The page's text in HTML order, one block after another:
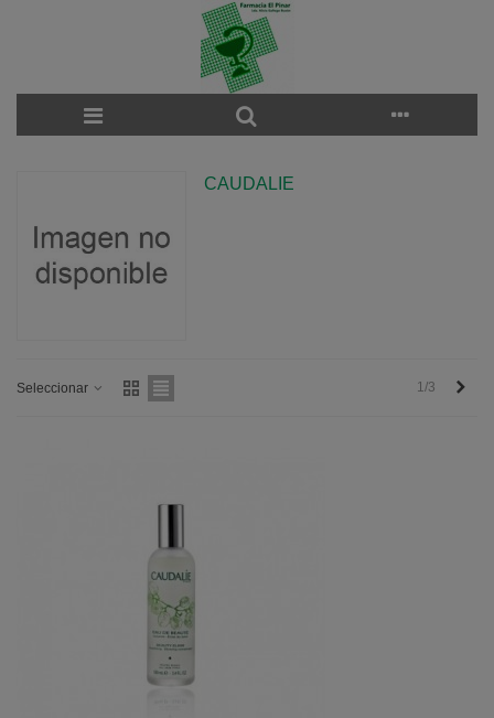
CAUDALIE
Seleccionar 1/3